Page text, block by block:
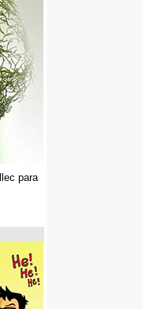
para